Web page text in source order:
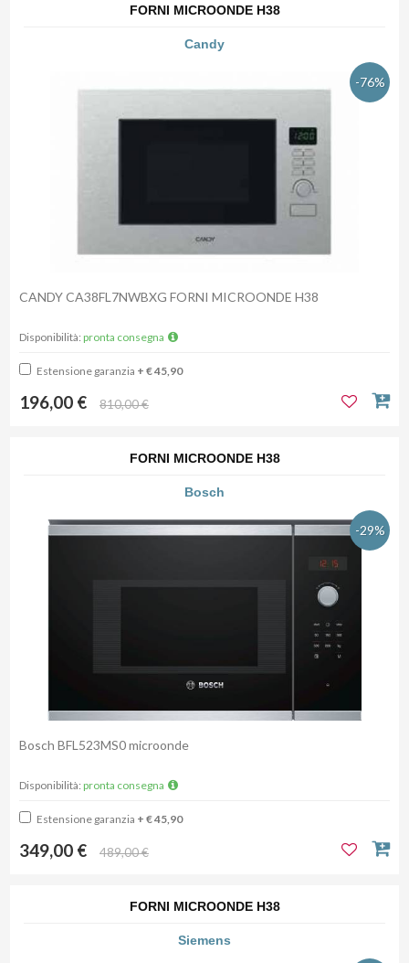
FORNI MICROONDE H38
Candy
-76%
CANDY CA38FL7NWBXG FORNI MICROONDE H38
Disponibilità: pronta consegna
Estensione garanzia + € 45,90
196,00 € 810,00 €
FORNI MICROONDE H38
Bosch
-29%
Bosch BFL523MS0 microonde
Disponibilità: pronta consegna
Estensione garanzia + € 45,90
349,00 € 489,00 €
FORNI MICROONDE H38
Siemens